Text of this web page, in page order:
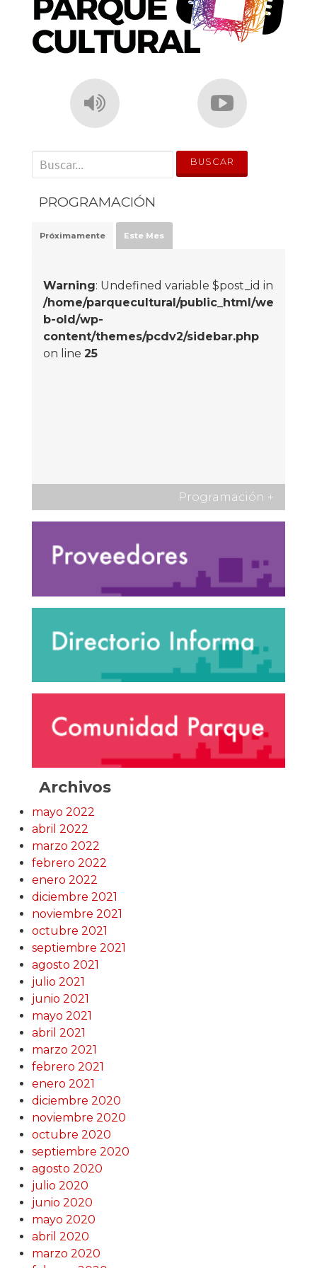
' . __('Search for:') . '
PROGRAMACIÓN
Próximamente Este Mes
Warning: Undefined variable $post_id in
/home/parquecultural/public_html/we
b-old/wp-
content/themes/pcdv2/sidebar.php
on line 25
Programación +
Archivos
mayo 2022
abril 2022
marzo 2022
febrero 2022
enero 2022
diciembre 2021
noviembre 2021
octubre 2021
septiembre 2021
agosto 2021
julio 2021
junio 2021
mayo 2021
abril 2021
marzo 2021
febrero 2021
enero 2021
diciembre 2020
noviembre 2020
octubre 2020
septiembre 2020
agosto 2020
julio 2020
junio 2020
mayo 2020
abril 2020
marzo 2020